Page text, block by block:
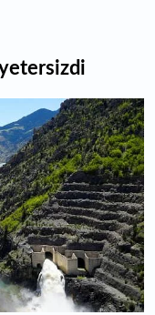
yetersizdi